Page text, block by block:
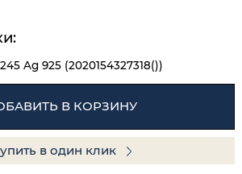
Ag 925 (2020154327318())
В КОРЗИНУ
в один клик